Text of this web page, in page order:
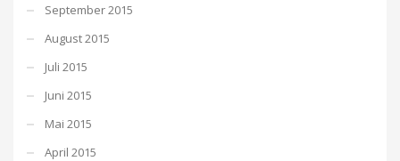
September 2015
August 2015
Juli 2015
Juni 2015
Mai 2015
April 2015